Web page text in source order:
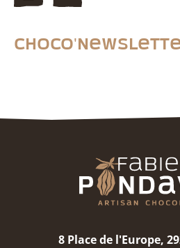
8 Place de l'Europe,